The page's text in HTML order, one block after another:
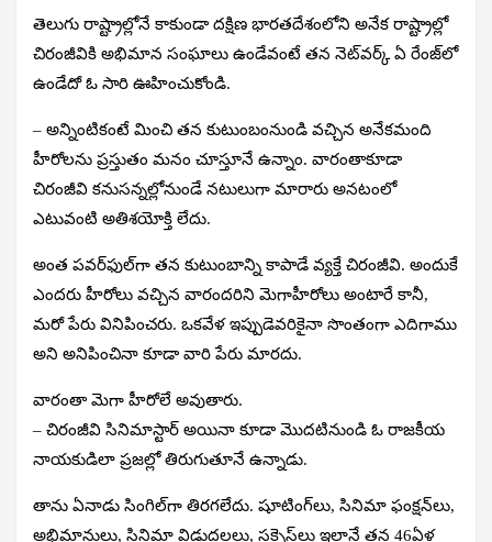
తెలుగు రాష్ట్రాల్లోనే కాకుండా దక్షిణ భారతదేశంలోని అనేక రాష్ట్రాల్లో
చిరంజీవికి అభిమాన సంఘాలు ఉండేవంటే తన నెట్‌వర్క్‌ ఏ రేంజ్‌లో
ఉండేదో ఓ సారి ఊహించుకోండి.
– అన్నింటికంటే మించి తన కుటుంబంనుండి వచ్చిన అనేకమంది
హీరోలను ప్రస్తుతం మనం చూస్తూనే ఉన్నాం. వారంతాకూడా
చిరంజీవి కనుసన్నల్లోనుండే నటులుగా మారారు అనటంలో
ఎటువంటి అతిశయోక్తి లేదు.
అంత పవర్‌ఫుల్‌గా తన కుటుంబాన్ని కాపాడే వ్యక్తే చిరంజీవి. అందుకే
ఎందరు హీరోలు వచ్చిన వారందరిని మెగాహీరోలు అంటారే కానీ,
మరో పేరు వినిపించరు. ఒకవేళ ఇప్పుడెవరికైనా సొంతంగా ఎదిగాము
అని అనిపించినా కూడా వారి పేరు మారదు.
వారంతా మెగా హీరోలే అవుతారు.
– చిరంజీవి సినిమాస్టార్‌ అయినా కూడా మొదటినుండి ఓ రాజకీయ
నాయకుడిలా ప్రజల్లో తిరుగుతూనే ఉన్నాడు.
తాను ఏనాడు సింగిల్‌గా తిరగలేదు. షూటింగ్‌లు, సినిమా ఫంక్షన్‌లు,
అభిమానులు, సినిమా విడుదలలు, సక్సెస్‌లు ఇలానే తన 46ఏళ్ల